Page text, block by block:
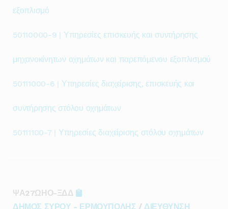
εξοπλισμό
50110000-9 | Υπηρεσίες επισκευής και συντήρησης
μηχανοκίνητων οχημάτων και παρεπόμενου εξοπλισμού
50111000-6 | Υπηρεσίες διαχείρισης, επισκευής και
συντήρησης στόλου οχημάτων
50111100-7 | Υπηρεσίες διαχείρισης στόλου οχημάτων
ΨΑ27ΩΗΟ-ΞΔΔ
ΔΗΜΟΣ ΣΥΡΟΥ - ΕΡΜΟΥΠΟΛΗΣ / ΔΙΕΥΘΥΝΣΗ